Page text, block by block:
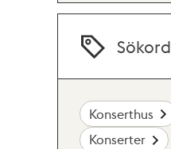
Sökord
Konserthus
Konserter